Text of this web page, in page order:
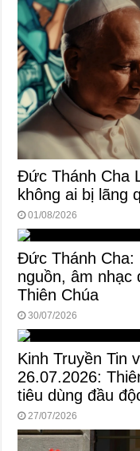
Đức Thánh Cha
không ai bị lãng
01/08/2026
Đức Thánh Cha:
nguồn, âm
Thiên Chúa
30/07/2026
Kinh Truyền Tin
26.07.2026:
tiêu dùng đầu
27/07/2026